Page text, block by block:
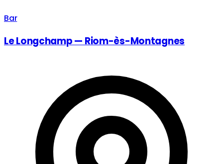
Bar
Le Longchamp — Riom-ès-Montagnes